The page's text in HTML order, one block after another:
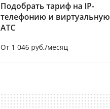
Подобрать тариф на IP-
телефонию и виртуальную
АТС
От 1 046 руб./месяц